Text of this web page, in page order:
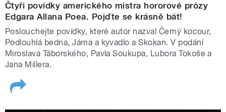
13. 8. 2021 Tereza Verecká, Richard Klíčník: Musíte je
všechny vrátit
20. 8. 2021 Michaela Klevisová: Cizí dům
27. 8. 2021 Petr Stančík: Organizace smrti
na pokračování
Čtyři povídky amerického mistra hororové prózy
Edgara Allana Poea. Pojďte se krásně bát!
Poslouchejte povídky, které autor nazval Černý kocour,
Podlouhlá bedna, Jáma a kyvadlo a Skokan. V podání
Miroslava Táborského, Pavla Soukupa, Lubora Tokoše a
Jana Millera.